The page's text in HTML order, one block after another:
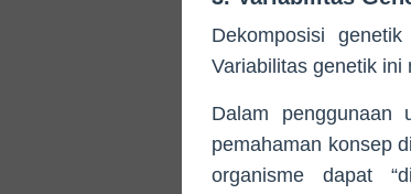
Dekomposisi
Variabilitas genetik ini
Dalam penggunaan
pemahaman konsep
organisme dapat